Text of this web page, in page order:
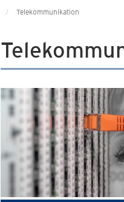
Telekommunikation